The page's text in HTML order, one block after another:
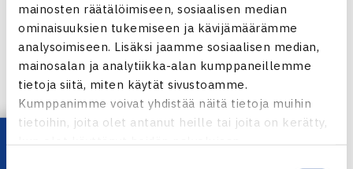
mainosten räätälöimiseen, sosiaalisen median
ominaisuuksien tukemiseen ja kävijämäärämme
analysoimiseen. Lisäksi jaamme sosiaalisen median,
mainosalan ja analytiikka-alan kumppaneillemme
tietoja siitä, miten käytät sivustoamme.
Kumppanimme voivat yhdistää näitä tietoja muihin
tietoihin, joita olet antanut heille tai joita on kerätty,
17.-23.10.2011 Glasgow, Britannia
Kaksinpelin karsinta
1.kierrosta: Emma Laine (9.) – Malou Ejdesgaard Tanska
61 63
Glasgow’n naisten ITF-turnaus verkossa
Jaa: